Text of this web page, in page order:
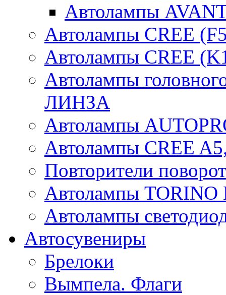
Автолампы
Автолампы CREE
Автолампы CREE
Автолампы
ЛИНЗА
Автолампы
Автолампы CREE
Повторители
Автолампы
Автолампы
Автосувениры
Брелоки
Вымпела. Флаги